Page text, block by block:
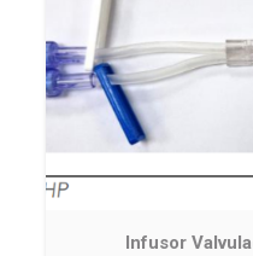
Infusor